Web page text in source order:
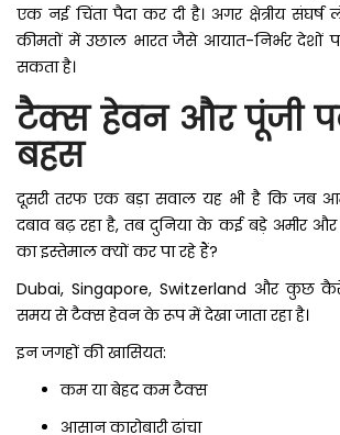
एक नई चिंता पैदा कर दी है। अगर क्षेत्रीय
कीमतों में उछाल भारत जैसे आयात-निर्भर देशों
सकता है।
टैक्स हेवन और पूंजी
बहस
दूसरी तरफ एक बड़ा सवाल यह भी है कि जब
दबाव बढ़ रहा है, तब दुनिया के कई बड़े अमीर
का इस्तेमाल क्यों कर पा रहे हैं?
Dubai, Singapore, Switzerland और कुछ
समय से टैक्स हेवन के रूप में देखा जाता रहा है।
इन जगहों की खासियत:
कम या बेहद कम टैक्स
आसान कारोबारी ढांचा